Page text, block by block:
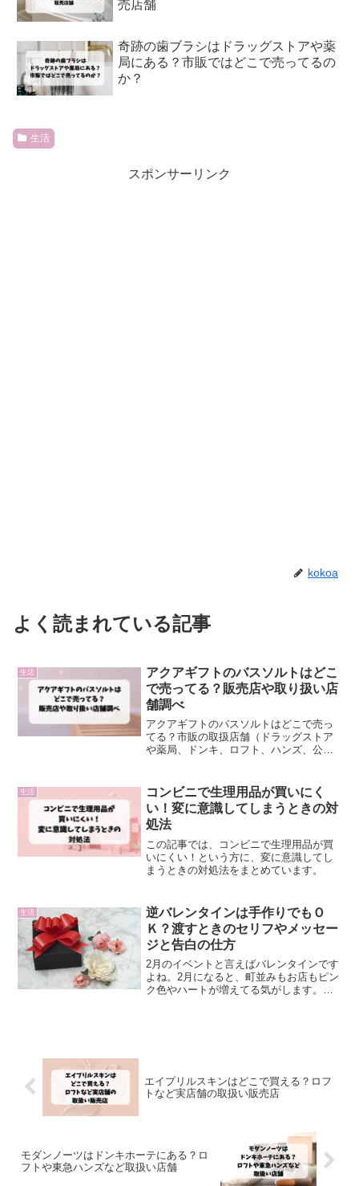
売店舗
奇跡の歯ブラシはドラッグストアや薬
局にある？市販ではどこで売ってるの
か？
生活
スポンサーリンク
kokoa
よく読まれている記事
生活
アクアギフトのバスソルトはどこ
で売ってる？販売店や取り扱い店
舗調べ
アクアギフトのバスソルトはどこで売っ
てる？市販の取扱店舗（ドラッグストア
や薬局、ドンキ、ロフト、ハンズ、公式
生活
コンビニで生理用品が買いにく
い！変に意識してしまうときの対
処法
この記事では、コンビニで生理用品が買
いにくい！という方に、変に意識してし
まうときの対処法をまとめています。
生活
逆バレンタインは手作りでもＯ
Ｋ？渡すときのセリフやメッセー
ジと告白の仕方
2月のイベントと言えばバレンタインです
よね。2月になると、町並みもお店もピン
ク色やハートが増えてる気がします。最
エイプリルスキンはどこで買える？ロフ
トなど実店舗の取扱い販売店
モダンノーツはドンキホーテにある？ロ
フトや東急ハンズなど取扱い店舗